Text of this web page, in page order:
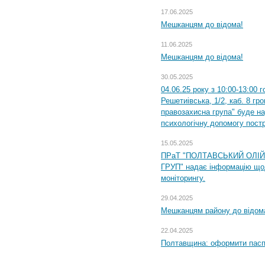
17.06.2025
Мешканцям до відома!
11.06.2025
Мешканцям до відома!
30.05.2025
04.06.25 року з 10:00-13:00
Решетиівська, 1/2, каб. 8
правозахисна група" буде
психологічну допомогу
15.05.2025
ПРаТ "ПОЛТАВСЬКИЙ
ГРУП" надає інформацію
моніторингу.
29.04.2025
Мешканцям району до
22.04.2025
Полтавщина: оформити